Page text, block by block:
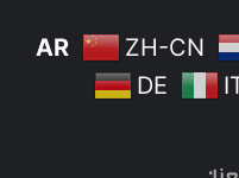
AR ZH-CN
DE